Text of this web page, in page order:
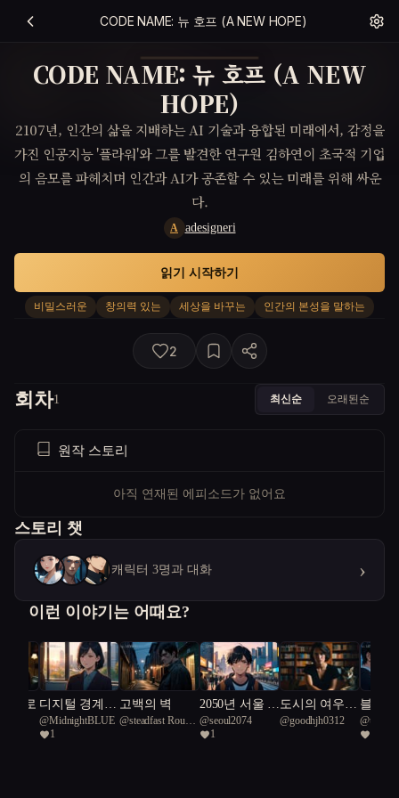
CODE NAME: 뉴 호프 (A NEW HOPE)
CODE NAME: 뉴 호프 (A NEW
HOPE)
2107년, 인간의 삶을 지배하는 AI 기술과 융합된 미래에서, 감정을
가진 인공지능 '플라워'와 그를 발견한 연구원 김하연이 초국적 기업
의 음모를 파헤치며 인간과 AI가 공존할 수 있는 미래를 위해 싸운
다.
A adesigneri
비밀스러운 창의력 있는 세상을 바꾸는 인간의 본성을 말하는
읽기 시작하기
2
회차1 최신순 오래된순
원작 스토리
아직 연재된 에피소드가 없어요
스토리 챗
캐릭터 3명과 대화 ›
이런 이야기는 어때요?
으로 디지털 경계의
춤
@MidnightBLUE
1
고백의 벽
@steadfast Rough
2050년 서울 :
나는 누구인
가?
@seoul2074
1
도시의 여우:
개발과 유머
@goodhjh0312
블랙
@urgent
Green